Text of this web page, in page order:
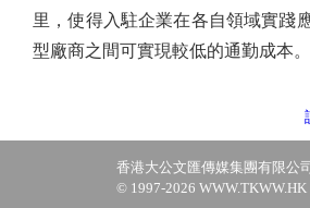
里，使得入駐企業在各自領域實踐
型廠商之間可實現較低的通勤成本。
香港大公文匯傳媒集團有限公
© 1997-2026 WWW.TKWW.HK